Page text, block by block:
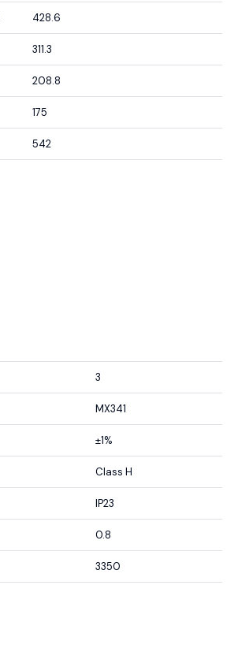
428.6
311.3
208.8
175
542
3
MX341
±1%
Class H
IP23
0.8
3350